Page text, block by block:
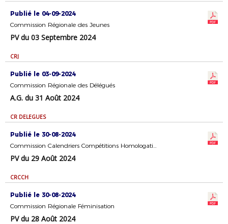
Publié le 04-09-2024
Commission Régionale des Jeunes
PV du 03 Septembre 2024
CRJ
Publié le 03-09-2024
Commission Régionale des Délégués
A.G. du 31 Août 2024
CR DELEGUES
Publié le 30-08-2024
Commission Calendriers Compétitions Homologation
PV du 29 Août 2024
CRCCH
Publié le 30-08-2024
Commission Régionale Féminisation
PV du 28 Août 2024